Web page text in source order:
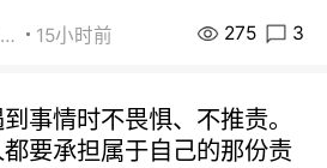
街友49168527 15小时前 275 3
事情时不畏惧、不推责。
要承担属于自己的那份责